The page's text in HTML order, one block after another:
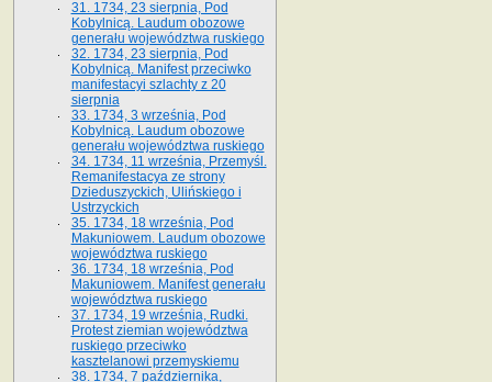
31. 1734, 23 sierpnia, Pod
Kobylnicą. Laudum obozowe
generału województwa ruskiego
32. 1734, 23 sierpnia, Pod
Kobylnicą. Manifest przeciwko
manifestacyi szlachty z 20
sierpnia
33. 1734, 3 września, Pod
Kobylnicą. Laudum obozowe
generału województwa ruskiego
34. 1734, 11 września, Przemyśl.
Remanifestacya ze strony
Dzieduszyckich, Ulińskiego i
Ustrzyckich
35. 1734, 18 września, Pod
Makuniowem. Laudum obozowe
województwa ruskiego
36. 1734, 18 września, Pod
Makuniowem. Manifest generału
województwa ruskiego
37. 1734, 19 września, Rudki.
Protest ziemian województwa
ruskiego przeciwko
kasztelanowi przemyskiemu
38. 1734, 7 października,